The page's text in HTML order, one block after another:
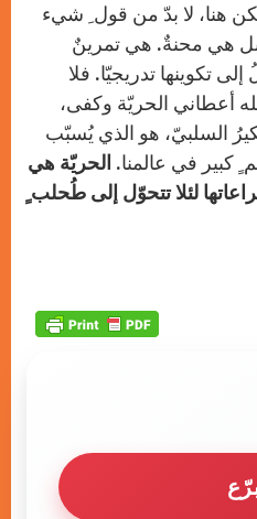
هنا، لا بدّ من قول ِ شيء
بل هي محنةٌ. هي تمرينٌ
تكوينها تدريجيّا. فلا
أعطاني الحريّة وكفى،
السلبيّ، هو الذي يُسبّب
كبير في عالمنا. الحريّة هي
لئلا تتحوّل إلى طُحلب